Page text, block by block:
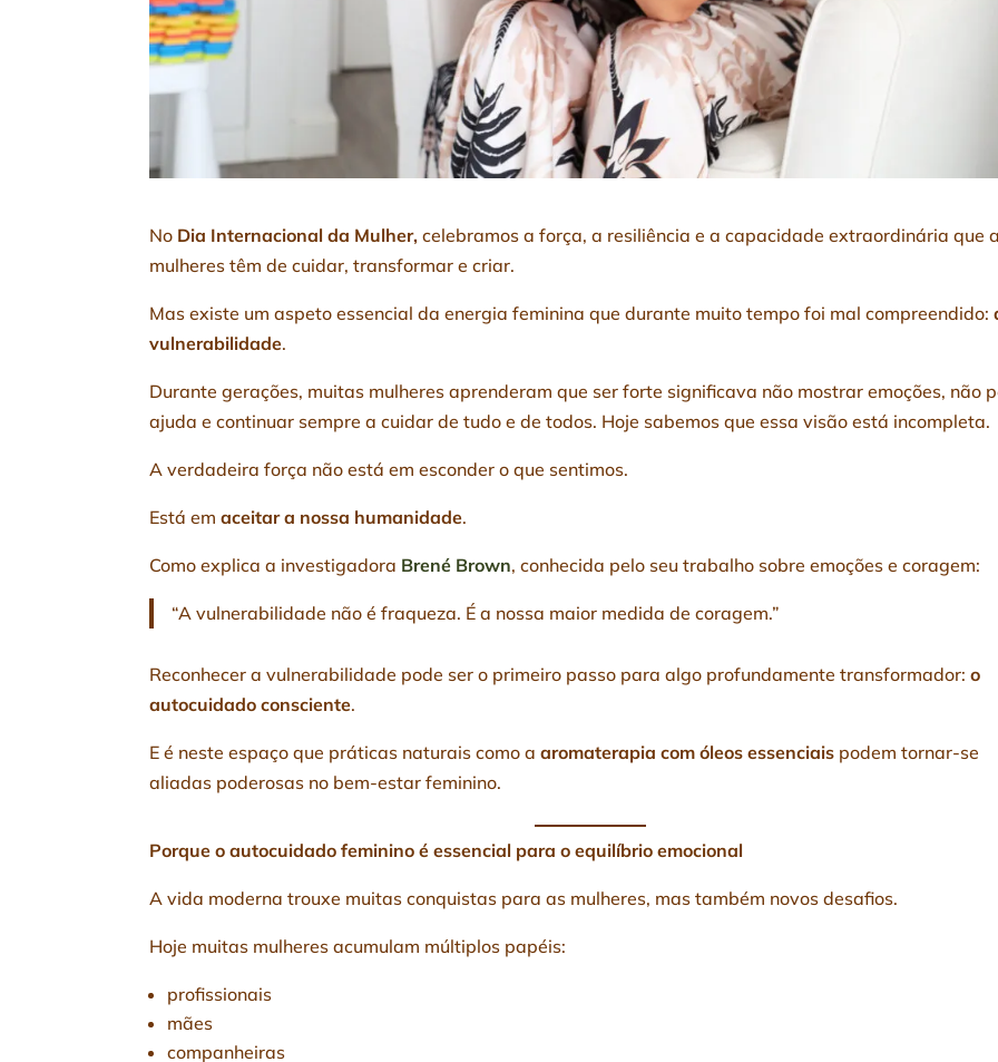
No Dia Internacional da Mulher, celebramos a força, a resiliência e a capacidade extraordinária que
mulheres têm de cuidar, transformar e criar.
Mas existe um aspeto essencial da energia feminina que durante muito tempo foi mal compreendido:
vulnerabilidade.
Durante gerações, muitas mulheres aprenderam que ser forte significava não mostrar emoções, não
ajuda e continuar sempre a cuidar de tudo e de todos. Hoje sabemos que essa visão está incompleta.
A verdadeira força não está em esconder o que sentimos.
Está emaceitar a nossa humanidade.
Como explica a investigadora Brené Brown, conhecida pelo seu trabalho sobre emoções e coragem:
“A vulnerabilidade não é fraqueza. É a nossa maior medida de coragem.”
Reconhecer a vulnerabilidade pode ser o primeiro passo para algo profundamente transformador:o
autocuidado consciente.
E é neste espaço que práticas naturais como aaromaterapia com óleos essenciais podem tornar-se
aliadas poderosas no bem-estar feminino.
Porque o autocuidado feminino é essencial para o equilíbrio emocional
A vida moderna trouxe muitas conquistas para as mulheres, mas também novos desafios.
Hoje muitas mulheres acumulam múltiplos papéis:
profissionais
mães
companheiras